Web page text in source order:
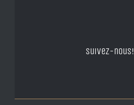
Suivez-nous!